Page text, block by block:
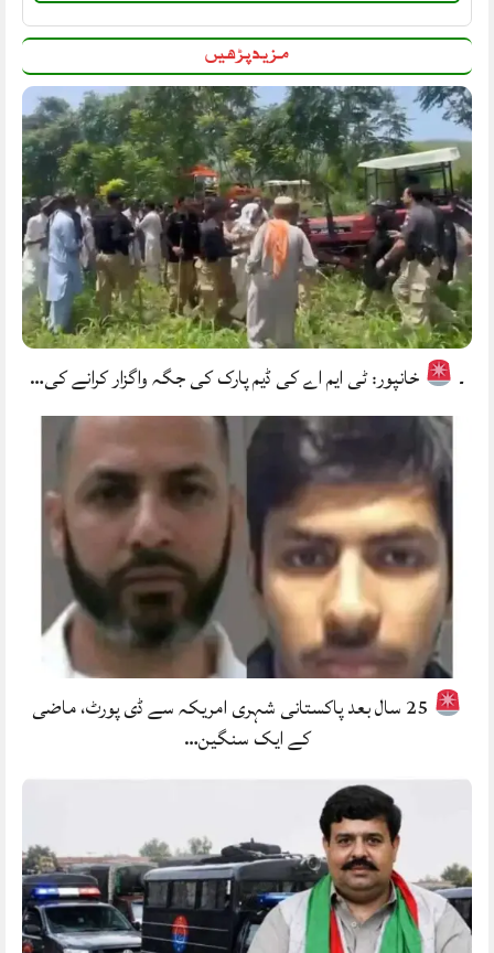
مزید پڑھیں
۔ خانپور: ٹی ایم اے کی ڈیم پارک کی جگہ واگزار کرانے کی…
25 سال بعد پاکستانی شہری امریکہ سے ڈی پورٹ، ماضی
کے ایک سنگین…